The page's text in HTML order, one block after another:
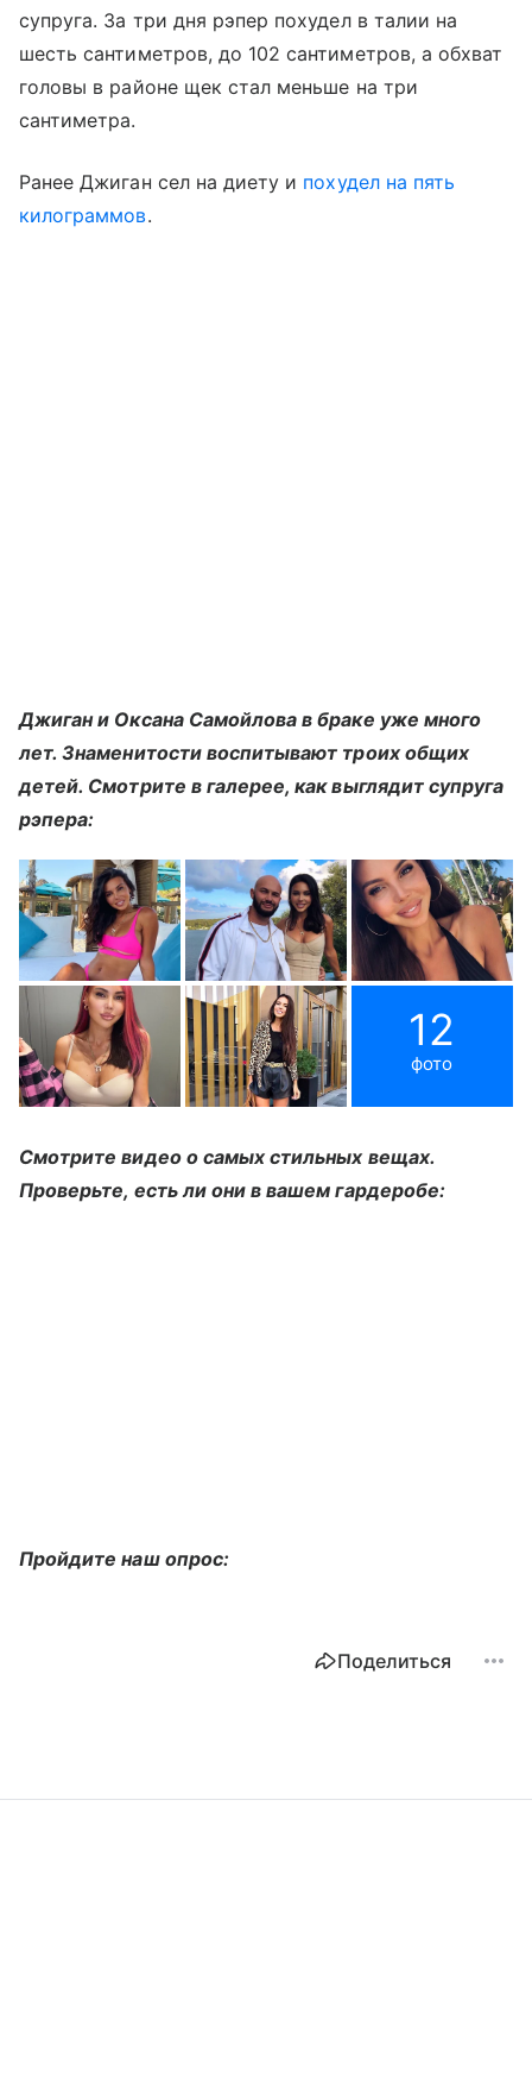
супруга. За три дня рэпер похудел в талии на
шесть сантиметров, до 102 сантиметров, а обхват
головы в районе щек стал меньше на три
сантиметра.
Ранее Джиган сел на диету и похудел на пять
килограммов.
Джиган и Оксана Самойлова в браке уже много
лет. Знаменитости воспитывают троих общих
детей. Смотрите в галерее, как выглядит супруга
рэпера:
12
фото
Смотрите видео о самых стильных вещах.
Проверьте, есть ли они в вашем гардеробе:
Пройдите наш опрос:
Поделиться